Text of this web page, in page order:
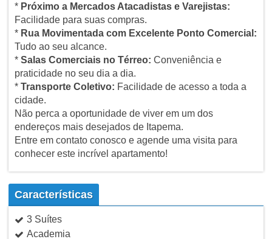
* Próximo a Mercados Atacadistas e Varejistas:
Facilidade para suas compras.
* Rua Movimentada com Excelente Ponto Comercial:
Tudo ao seu alcance.
* Salas Comerciais no Térreo: Conveniência e
praticidade no seu dia a dia.
* Transporte Coletivo: Facilidade de acesso a toda a
cidade.
Não perca a oportunidade de viver em um dos
endereços mais desejados de Itapema.
Entre em contato conosco e agende uma visita para
conhecer este incrível apartamento!
Características
3 Suítes
Academia